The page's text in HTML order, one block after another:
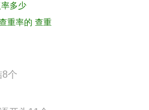
多少
重率的 查重
8个